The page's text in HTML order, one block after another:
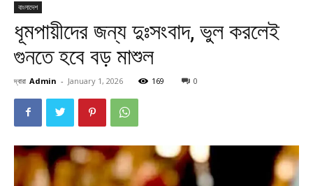
বাংলাদেশ
ধূমপায়ীদের জন্য দুঃসংবাদ, ভুল করলেই
গুনতে হবে বড় মাশুল
দ্বারা Admin - January 1, 2026 169 0